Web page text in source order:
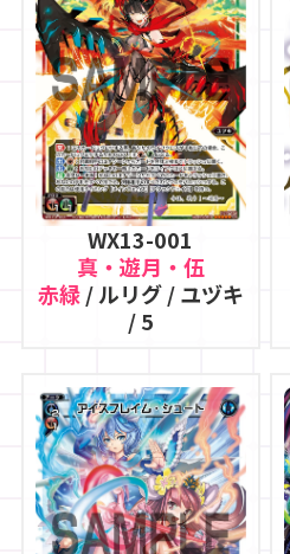
WX13-001
真・遊月・伍
赤緑/ ルリグ / ユヅキ
/ 5